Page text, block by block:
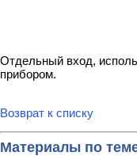
Отдельный вход,
прибором.
Возврат к списку
Материалы по